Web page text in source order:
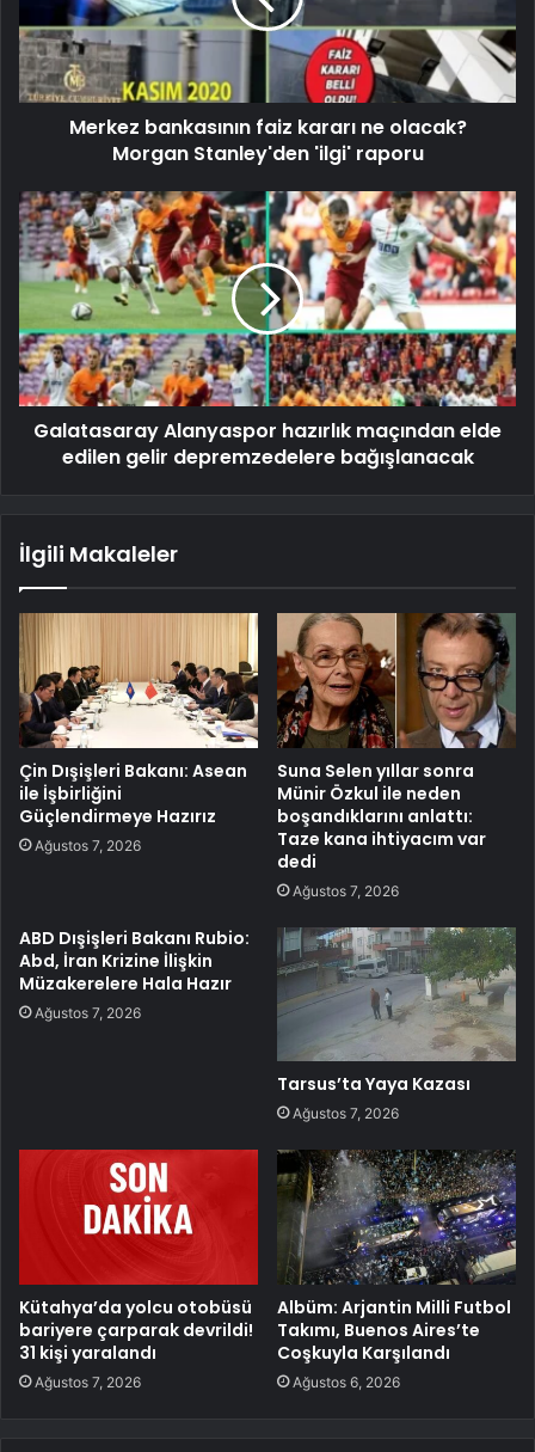
Merkez bankasının faiz kararı ne olacak?
Morgan Stanley'den 'ilgi' raporu
Galatasaray Alanyaspor hazırlık maçından elde
edilen gelir depremzedelere bağışlanacak
İlgili Makaleler
Çin Dışişleri Bakanı: Asean
ile İşbirliğini
Güçlendirmeye Hazırız
Ağustos 7, 2026
Suna Selen yıllar sonra
Münir Özkul ile neden
boşandıklarını anlattı:
Taze kana ihtiyacım var
dedi
Ağustos 7, 2026
ABD Dışişleri Bakanı Rubio:
Abd, İran Krizine İlişkin
Müzakerelere Hala Hazır
Ağustos 7, 2026
Tarsus’ta Yaya Kazası
Ağustos 7, 2026
Kütahya’da yolcu otobüsü
bariyere çarparak devrildi!
31 kişi yaralandı
Ağustos 7, 2026
Albüm: Arjantin Milli Futbol
Takımı, Buenos Aires’te
Coşkuyla Karşılandı
Ağustos 6, 2026